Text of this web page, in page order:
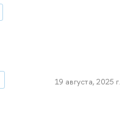
19 августа, 2025 г.